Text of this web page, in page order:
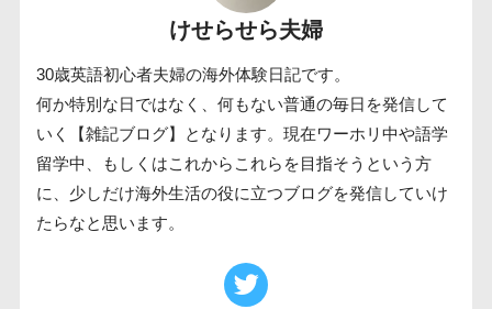
けせらせら夫婦
30歳英語初心者夫婦の海外体験日記です。
何か特別な日ではなく、何もない普通の毎日を発信して
いく【雑記ブログ】となります。現在ワーホリ中や語学
留学中、もしくはこれからこれらを目指そうという方
に、少しだけ海外生活の役に立つブログを発信していけ
たらなと思います。